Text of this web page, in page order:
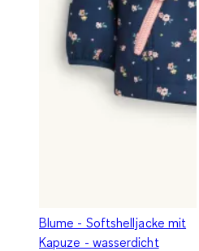
Blume - Softshelljacke mit
Kapuze - wasserdicht